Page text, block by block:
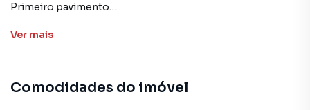
Primeiro pavimento
1 cozinha americana com bancada em granito;
1 banheiro social;
Ver mais
Comodidades do imóvel